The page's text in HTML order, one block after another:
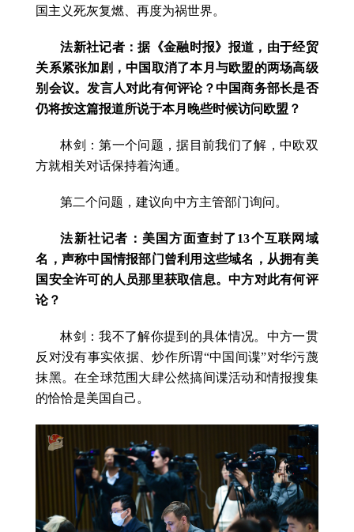
国主义死灰复燃、再度为祸世界。
法新社记者：据《金融时报》报道，由于经贸
关系紧张加剧，中国取消了本月与欧盟的两场高级
别会议。发言人对此有何评论？中国商务部长是否
仍将按这篇报道所说于本月晚些时候访问欧盟？
林剑：第一个问题，据目前我们了解，中欧双
方就相关对话保持着沟通。
第二个问题，建议向中方主管部门询问。
法新社记者：美国方面查封了13个互联网域
名，声称中国情报部门曾利用这些域名，从拥有美
国安全许可的人员那里获取信息。中方对此有何评
论？
林剑：我不了解你提到的具体情况。中方一贯
反对没有事实依据、炒作所谓“中国间谍”对华污蔑
抹黑。在全球范围大肆公然搞间谍活动和情报搜集
的恰恰是美国自己。